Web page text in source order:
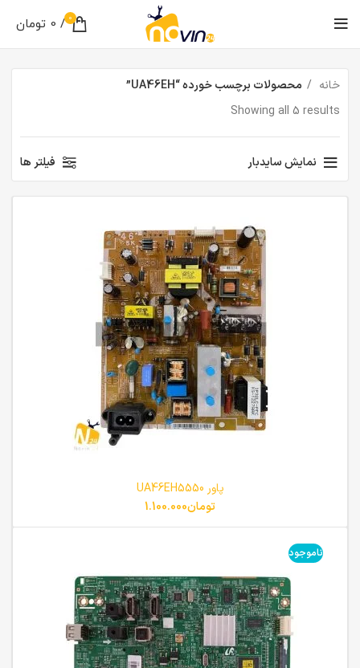
0
/ تومان 0
خانه
محصولات برچسب خورده “UA46EH”
Showing all 5 results
نمایش سایدبار فیلتر ها
پاور UA46EH5550
تومان1.100.000
ناموجود